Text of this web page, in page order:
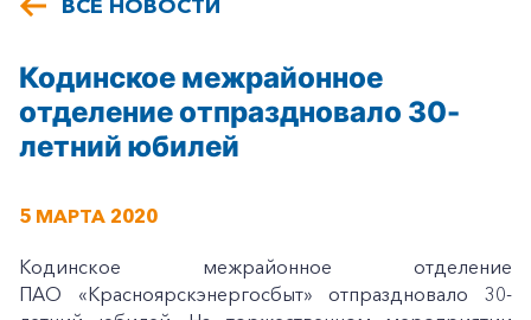
ВСЕ НОВОСТИ
Кодинское межрайонное
отделение отпраздновало 30-
летний юбилей
5 МАРТА 2020
Кодинское межрайонное отделение
ПАО «Красноярскэнергосбыт» отпраздновало 30-